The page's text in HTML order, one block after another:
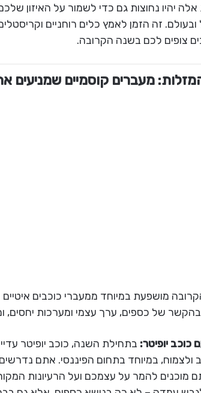
יהיו נחוצות גם כדי לשמור על האיזון
זה הזמן לאמץ כלים רוחניים
צופים לכם בשנה הקרובה.
מעברים קוסמיים שמניעים
מושפעת במיוחד ממעברי כוכבים
בהקשר של כספים, ערך עצמי ומערכות יחסים,
כוכב יופיטר: בתחילת השנה, כוכב יופיטר
ולצמוח, במיוחד בתחום הפיננסי. אתם
מוכנים להמר על עצמכם ועל הרעיונות